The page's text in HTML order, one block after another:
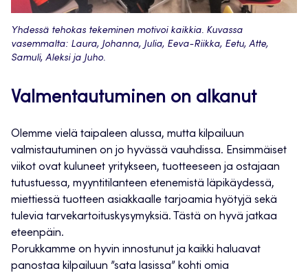
Yhdessä tehokas tekeminen motivoi kaikkia. Kuvassa
vasemmalta: Laura, Johanna, Julia, Eeva-Riikka, Eetu, Atte,
Samuli, Aleksi ja Juho.
Valmentautuminen on alkanut
Olemme vielä taipaleen alussa, mutta kilpailuun
valmistautuminen on jo hyvässä vauhdissa. Ensimmäiset
viikot ovat kuluneet yritykseen, tuotteeseen ja ostajaan
tutustuessa, myyntitilanteen etenemistä läpikäydessä,
miettiessä tuotteen asiakkaalle tarjoamia hyötyjä sekä
tulevia tarvekartoituskysymyksiä. Tästä on hyvä jatkaa
eteenpäin.
Porukkamme on hyvin innostunut ja kaikki haluavat
panostaa kilpailuun ”sata lasissa” kohti omia